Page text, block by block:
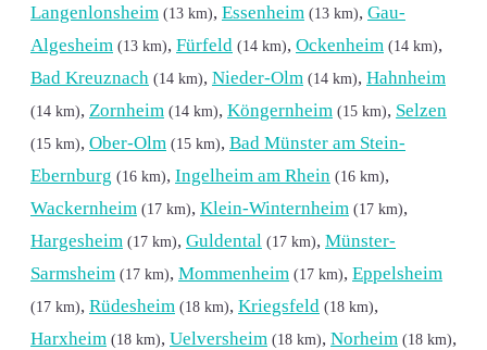
Langenlonsheim (13 km), Essenheim (13 km), Gau-
Algesheim (13 km), Fürfeld (14 km), Ockenheim (14 km),
Bad Kreuznach (14 km), Nieder-Olm (14 km), Hahnheim
(14 km), Zornheim (14 km), Köngernheim (15 km), Selzen
(15 km), Ober-Olm (15 km), Bad Münster am Stein-
Ebernburg (16 km), Ingelheim am Rhein (16 km),
Wackernheim (17 km), Klein-Winternheim (17 km),
Hargesheim (17 km), Guldental (17 km), Münster-
Sarmsheim (17 km), Mommenheim (17 km), Eppelsheim
(17 km), Rüdesheim (18 km), Kriegsfeld (18 km),
Harxheim (18 km), Uelversheim (18 km), Norheim (18 km),